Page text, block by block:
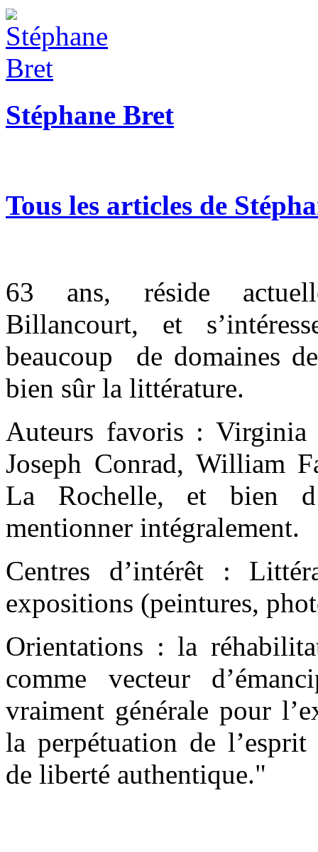
Stéphane Bret
Tous les articles de
63 ans, réside
Billancourt, et
beaucoup de domaines
bien sûr la littérature.
Auteurs favoris : Virginia
Joseph Conrad, William
La Rochelle, et bien
mentionner intégralement.
Centres d’intérêt :
expositions (peintures,
Orientations : la
comme vecteur
vraiment générale pour
la perpétuation de
de liberté authentique."